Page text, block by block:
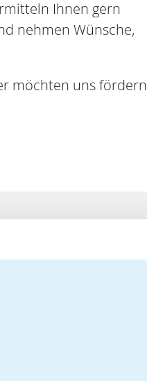
Ihnen gern
nehmen Wünsche,
möchten uns fördern